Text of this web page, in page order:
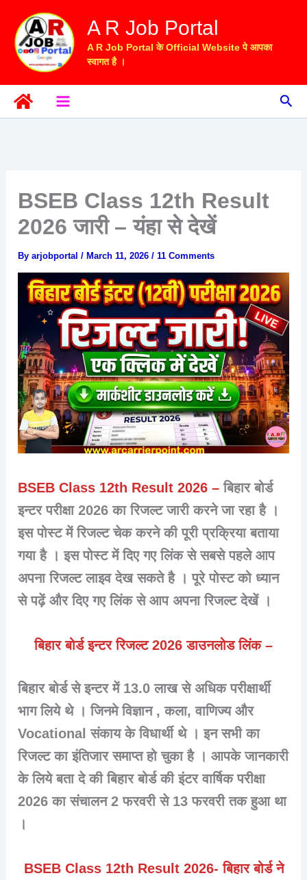
content
A R Job Portal
A R Job Portal के Official Website पे आपका
स्वागत है ।
BSEB Class 12th Result
2026 जारी – यंहा से देखें
Byarjobportal/ March 11, 2026/11 Comments
BSEB Class 12th Result 2026 – बिहार बोर्ड
इन्टर परीक्षा 2026 का रिजल्ट जारी करने जा रहा है ।
इस पोस्ट में रिजल्ट चेक करने की पूरी प्रक्रिया बताया
गया है । इस पोस्ट में दिए गए लिंक से सबसे पहले आप
अपना रिजल्ट लाइव देख सकते है । पूरे पोस्ट को ध्यान
से पढ़ें और दिए गए लिंक से आप अपना रिजल्ट देखें ।
बिहार बोर्ड इन्टर रिजल्ट 2026 डाउनलोड लिंक –
बिहार बोर्ड से इन्टर में 13.0 लाख से अधिक परीक्षार्थी
भाग लिये थे । जिनमे विज्ञान , कला, वाणिज्य और
Vocational संकाय के विधार्थी थे । इन सभी का
रिजल्ट का इंतिजार समाप्त हो चुका है । आपके जानकारी
के लिये बता दे की बिहार बोर्ड की इंटर वार्षिक परीक्षा
2026 का संचालन 2 फरवरी से 13 फरवरी तक हुआ था
।
BSEB Class 12th Result 2026- बिहार बोर्ड ने